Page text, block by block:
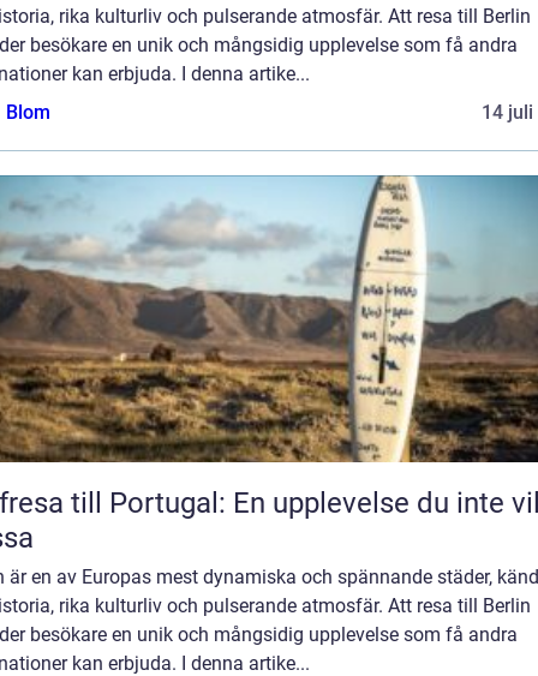
rika kulturliv och pulserande atmosfär. Att resa till Berlin
besökare en unik och mångsidig upplevelse som få andra
kan erbjuda. I denna artike...
Blom
14 juli
till Portugal: En upplevelse du inte
är en av Europas mest dynamiska och spännande städer,
rika kulturliv och pulserande atmosfär. Att resa till Berlin
besökare en unik och mångsidig upplevelse som få andra
kan erbjuda. I denna artike...